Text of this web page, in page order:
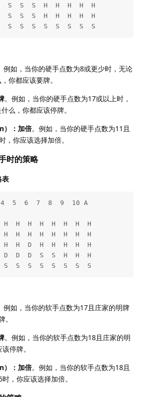
S  S  H  H  H  H  H
S  S  S  H  H  H  H  H
例如，当你的硬手点数为8或更少时，无论
你都应该要牌。
。例如，当你的硬手点数为17或以上时，
么，你都应该停牌。
）：加倍。例如，当你的硬手点数为11且
，你应该选择加倍。
时的策略
表
4  5  6  7  8  9  10 A
H  H  H  H  H  H  H
H  H  H  H  H  H  H
H  D  H  H  H  H  H
D  D  S  S  H  H  H
例如，当你的软手点数为17且庄家的明牌
。例如，当你的软手点数为18且庄家的明
停牌。
）：加倍。例如，当你的软手点数为18且
，你应该选择加倍。